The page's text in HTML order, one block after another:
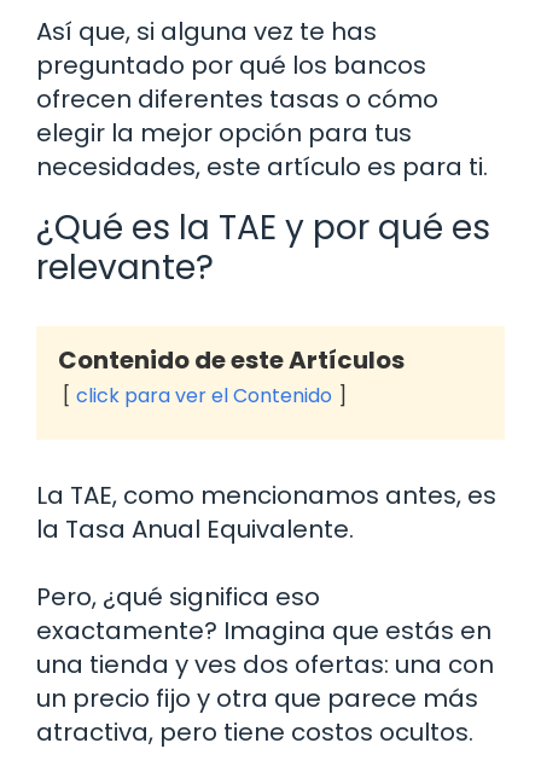
Así que, si alguna vez te has
preguntado por qué los bancos
ofrecen diferentes tasas o cómo
elegir la mejor opción para tus
necesidades, este artículo es para ti.
¿Qué es la TAE y por qué es
relevante?
Contenido de este Artículos
click para ver el Contenido
La TAE, como mencionamos antes, es
la Tasa Anual Equivalente.
Pero, ¿qué significa eso
exactamente? Imagina que estás en
una tienda y ves dos ofertas: una con
un precio fijo y otra que parece más
atractiva, pero tiene costos ocultos.